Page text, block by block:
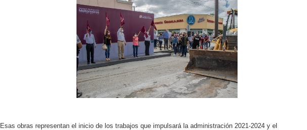
Esas obras representan el inicio de los trabajos que impulsará la administración 2021-2024 y el